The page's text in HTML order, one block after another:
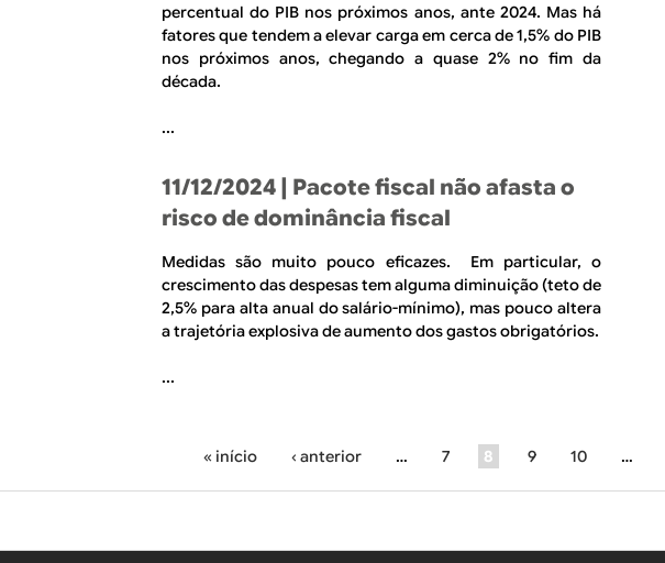
percentual do PIB nos próximos anos, ante 2024. Mas há
fatores que tendem a elevar carga em cerca de 1,5% do PIB
nos próximos anos, chegando a quase 2% no fim da
década.
...
11/12/2024 | Pacote fiscal não afasta o
risco de dominância fiscal
Medidas são muito pouco eficazes. Em particular, o
crescimento das despesas tem alguma diminuição (teto de
2,5% para alta anual do salário-mínimo), mas pouco altera
a trajetória explosiva de aumento dos gastos obrigatórios.
...
g
« início ‹ anterior … 7 8 9 10 …